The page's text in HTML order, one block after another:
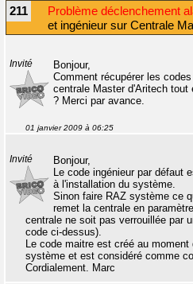
211 Problème déclenchement
et ingénieur sur Centrale
Invité
Bonjour,
Comment récupérer les
centrale Master d'Aritech tout
? Merci par avance.
01 janvier 2009 à 06:25
Invité
Bonjour,
Le code ingénieur par défaut
à l'installation du système.
Sinon faire RAZ système ce
remet la centrale en
centrale ne soit pas verrouillée par
code ci-dessus).
Le code maitre est créé au
système et est considéré comme
Cordialement. Marc